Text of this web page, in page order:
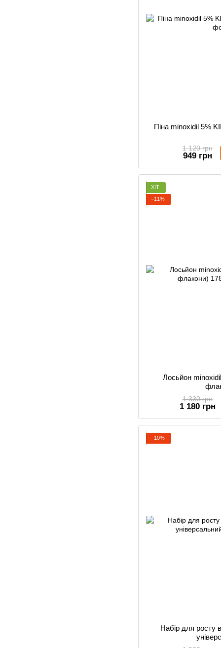
Піна minoxidil 5%
1 120 грн
949 грн
ХІТ
−11%
Лосьйон
1 330 грн
1 180 грн
−10%
Набір для росту